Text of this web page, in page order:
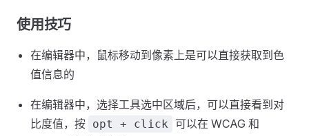
使用技巧
在编辑器中，鼠标移动到像素上是可以直接获取到色
值信息的
在编辑器中，选择工具选中区域后，可以直接看到对
比度值，按 opt + click
可以在 WCAG 和